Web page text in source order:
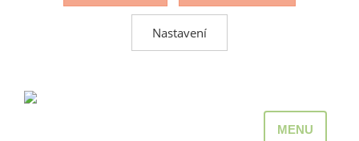
Nastavení
MENU